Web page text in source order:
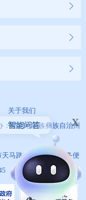
关于我们
：红河哈尼族彝族自治州
天马路67号 政务服务便
x